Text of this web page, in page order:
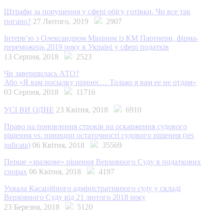
Штрафи за порушення у сфері обігу готівки. Чи все так
погано? 27 Лютого, 2019
2907
Інтерв’ю з Олександром Мініним із КМ Партнери, фірма-
переможець 2019 року в Україні у сфері податків
13 Серпня, 2018
2523
Чи завершилась АТО?
Або «Я вам посылку принес… Только я вам ее не отдам»
03 Серпня, 2018
11716
УСІ ВИ ОДНЕ 23 Квітня, 2018
6910
Право на поновлення строків на оскарження судового
рішення vs. принцип остаточності судового рішення (res
judicata) 06 Квітня, 2018
35569
Перше «зразкове» рішення Верховного Суду в податкових
спорах 06 Квітня, 2018
4197
Ухвала Касаційного адміністративного суду у складі
Верховного Суду від 21 лютого 2018 року
23 Березня, 2018
5120